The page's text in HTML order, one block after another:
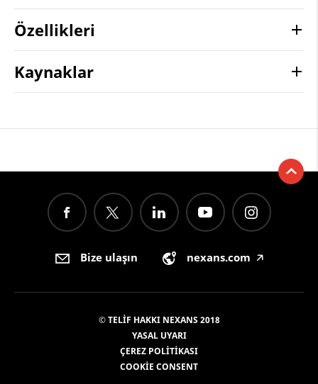
Özellikleri
Kaynaklar
Bize ulaşın nexans.com 🡥
© TELIF HAKKI NEXANS 2018
YASAL UYARI
ÇEREZ POLITIKASI
COOKIE CONSENT